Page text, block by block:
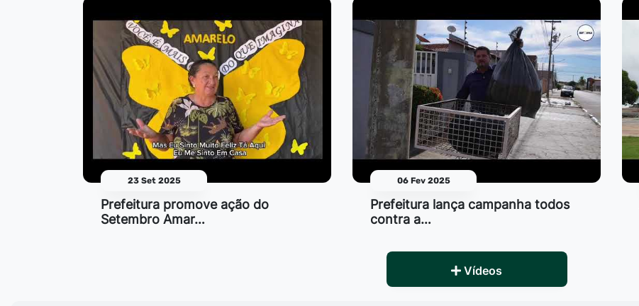
23 Set 2025
Prefeitura promove ação do
Setembro Amar…
06 Fev 2025
Prefeitura lança campanha todos
contra a…
Vídeos